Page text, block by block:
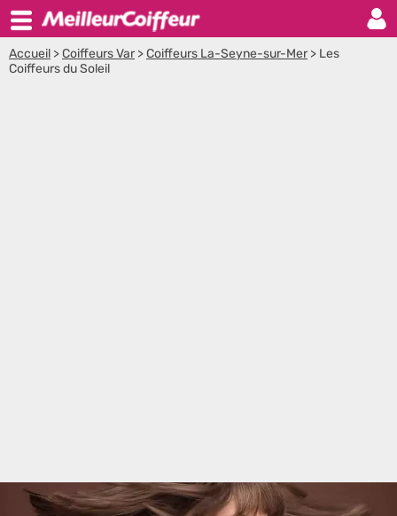
Accueil >Coiffeurs Var >Coiffeurs La-Seyne-sur-Mer > Les
Coiffeurs du Soleil